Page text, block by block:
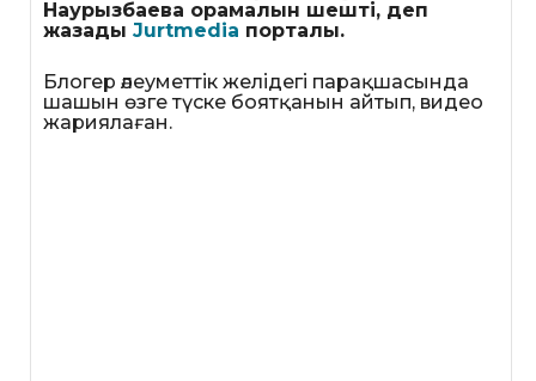
Наурызбаева орамалын шешті, деп
жазады Jurtmedia порталы.
Блогер әлеуметтік желідегі парақшасында
шашын өзге түске боятқанын айтып, видео
жариялаған.